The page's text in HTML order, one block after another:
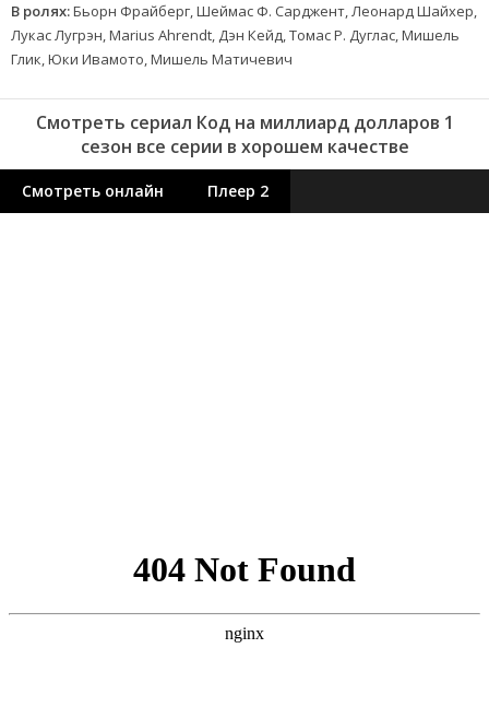
В ролях:Бьорн Фрайберг, Шеймас Ф. Сарджент, Леонард Шайхер,
Лукас Лугрэн, Marius Ahrendt, Дэн Кейд, Томас Р. Дуглас, Мишель
Глик, Юки Ивамото, Мишель Матичевич
Смотреть сериал Код на миллиард долларов 1
сезон все серии в хорошем качестве
Смотреть онлайн Плеер 2